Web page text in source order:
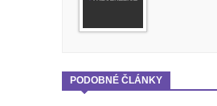
PODOBNÉ ČLÁNKY